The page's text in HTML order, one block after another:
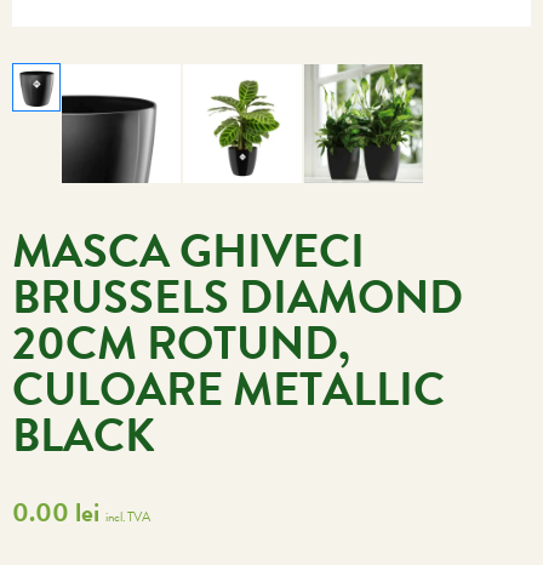
MASCA GHIVECI
BRUSSELS DIAMOND
20CM ROTUND,
CULOARE METALLIC
BLACK
0.00 lei incl. TVA